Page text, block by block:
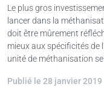
Le plus gros
lancer dans la
doit être mûrement
mieux aux spécificités de
unité de méthanisation
Publié le 28 janvier 2019